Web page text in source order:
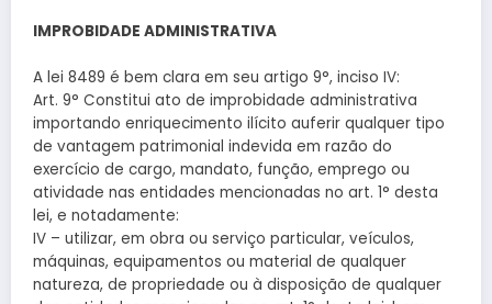
IMPROBIDADE ADMINISTRATIVA
A lei 8489 é bem clara em seu artigo 9°, inciso IV:
Art. 9° Constitui ato de improbidade administrativa
importando enriquecimento ilícito auferir qualquer tipo
de vantagem patrimonial indevida em razão do
exercício de cargo, mandato, função, emprego ou
atividade nas entidades mencionadas no art. 1° desta
lei, e notadamente:
IV – utilizar, em obra ou serviço particular, veículos,
máquinas, equipamentos ou material de qualquer
natureza, de propriedade ou à disposição de qualquer